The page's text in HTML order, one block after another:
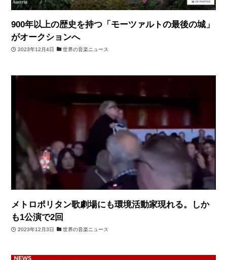
900年以上の歴史を持つ「モーツァルトの最後の城」
がオークションへ
2023年12月4日 世界の音楽ニュース
メトロポリタン歌劇場にも環境活動家現れる。しか
も1公演で2回
2023年12月3日 世界の音楽ニュース